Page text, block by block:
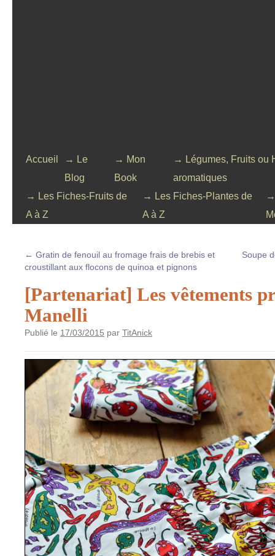
Accueil
→ Le
Blog
→ Mon
Book
→ Légumes, Fruits ou
aromatiques
→ Les Fiches-Fruits de
A à Z
→ Les Fiches-Plantes de
A à Z
→
← Gratin de fenouil au fromage frais de brebis et
croustillant aux flocons de quinoa et pignons
Soupe
[Partenariat] Les vêtements
Manelli
Publié le 17/03/2015 par TitAnick